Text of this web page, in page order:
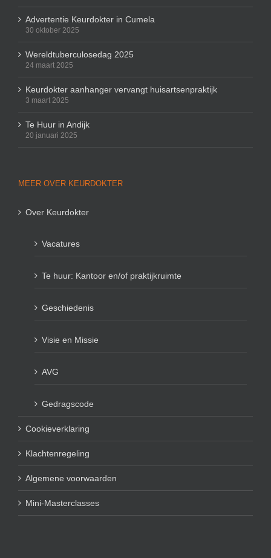
Advertentie Keurdokter in Cumela
30 oktober 2025
Wereldtuberculosedag 2025
24 maart 2025
Keurdokter aanhanger vervangt huisartsenpraktijk
3 maart 2025
Te Huur in Andijk
20 januari 2025
MEER OVER KEURDOKTER
Over Keurdokter
Vacatures
Te huur: Kantoor en/of praktijkruimte
Geschiedenis
Visie en Missie
AVG
Gedragscode
Cookieverklaring
Klachtenregeling
Algemene voorwaarden
Mini-Masterclasses